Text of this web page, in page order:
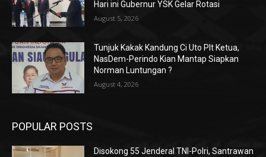
Hari ini Gubernur YSK Gelar Rotasi
August 5, 2026
Tunjuk Kakak Kandung Ci Uto Plt Ketua,
NasDem-Perindo Kian Mantap Siapkan
Norman Luntungan ?
August 4, 2026
POPULAR POSTS
Disokong 55 Jenderal TNI-Polri, Santrawan